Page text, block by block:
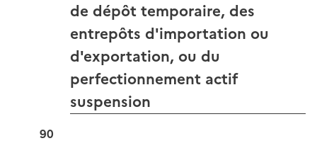
de dépôt temporaire, des
entrepôts d'importation ou
d'exportation, ou du
perfectionnement actif
suspension
90